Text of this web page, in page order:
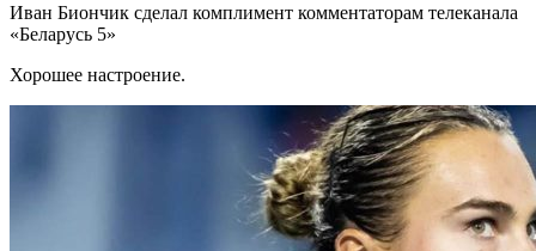
Иван Биончик сделал комплимент комментаторам телеканала
«Беларусь 5»
Хорошее настроение.